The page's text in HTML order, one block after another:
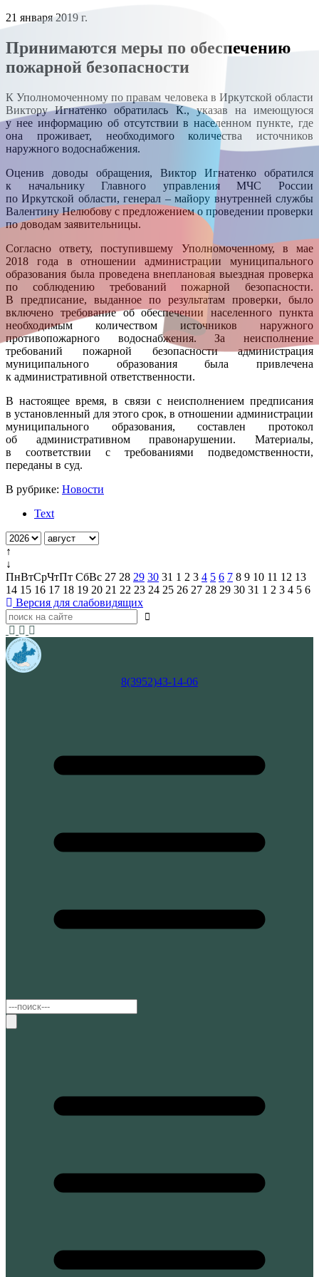
21 января 2019 г.
Принимаются меры по обеспечению
пожарной безопасности
К Уполномоченному по правам человека в Иркутской области
Виктору Игнатенко обратилась К., указав на имеющуюся
у нее информацию об отсутствии в населенном пункте, где
она проживает, необходимого количества источников
наружного водоснабжения.
Оценив доводы обращения, Виктор Игнатенко обратился
к начальнику Главного управления МЧС России
по Иркутской области, генерал – майору внутренней службы
Валентину Нелюбову с предложением о проведении проверки
по доводам заявительницы.
Согласно ответу, поступившему Уполномоченному, в мае
2018 года в отношении администрации муниципального
образования была проведена внеплановая выездная проверка
по соблюдению требований пожарной безопасности.
В предписание, выданное по результатам проверки, было
включено требование об обеспечении населенного пункта
необходимым количеством источников наружного
противопожарного водоснабжения. За неисполнение
требований пожарной безопасности администрация
муниципального образования была привлечена
к административной ответственности.
В настоящее время, в связи с неисполнением предписания
в установленный для этого срок, в отношении администрации
муниципального образования, составлен протокол
об административном правонарушении. Материалы,
в соответствии с требованиями подведомственности,
переданы в суд.
В рубрике: Новости
Text
↑
↓
ПнВтСрЧтПт СбВс 27 28 29 30 31 1 2 3 4 5 6 7 8 9 10 11 12 13
14 15 16 17 18 19 20 21 22 23 24 25 26 27 28 29 30 31 1 2 3 4 5 6
Версия для слабовидящих
8(3952)43-14-06